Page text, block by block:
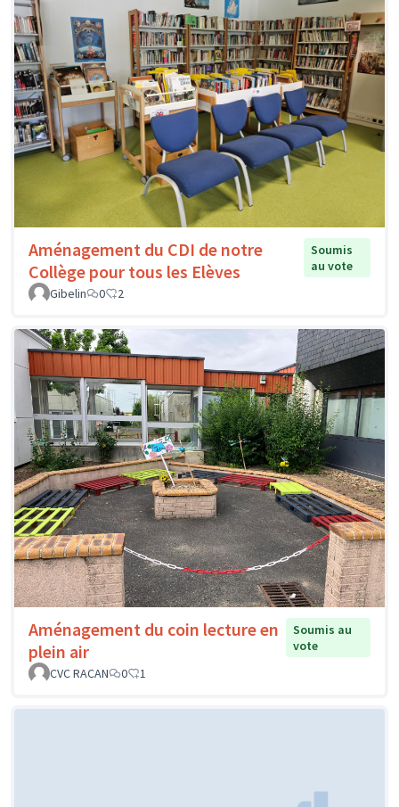
Aménagement du CDI de notre
Collège pour tous les Elèves
Soumis
au vote
Gibelin
0 2
Aménagement du coin lecture en
plein air
Soumis au
vote
CVC RACAN
0 1